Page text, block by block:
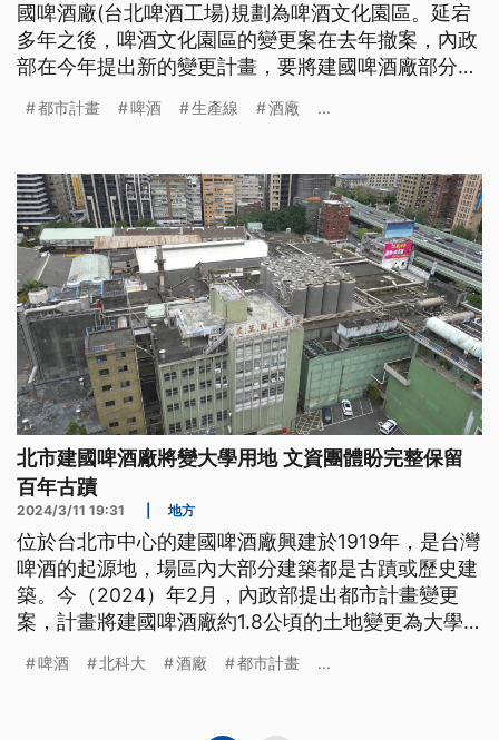
國啤酒廠(台北啤酒工場)規劃為啤酒文化園區。延宕
多年之後，啤酒文化園區的變更案在去年撤案，內政
部在今年提出新的變更計畫，要將建國啤酒廠部分場
出引發文資團體與工會的反對。究竟變更的原因是什
都市計畫 啤酒 生產線 酒廠 ...
北市建國啤酒廠將變大學用地 文資團體盼完整保留
百年古蹟
2024/3/11 19:31 地方
位於台北市中心的建國啤酒廠興建於1919年，是台灣
啤酒的起源地，場區內大部分建築都是古蹟或歷史建
築。今（2024）年2月，內政部提出都市計畫變更
案，計畫將建國啤酒廠約1.8公頃的土地變更為大學
啤酒 北科大 酒廠 都市計畫 ...